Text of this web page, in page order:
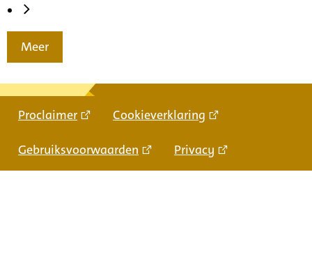
Meer
Proclaimer Cookieverklaring
Gebruiksvoorwaarden Privacy